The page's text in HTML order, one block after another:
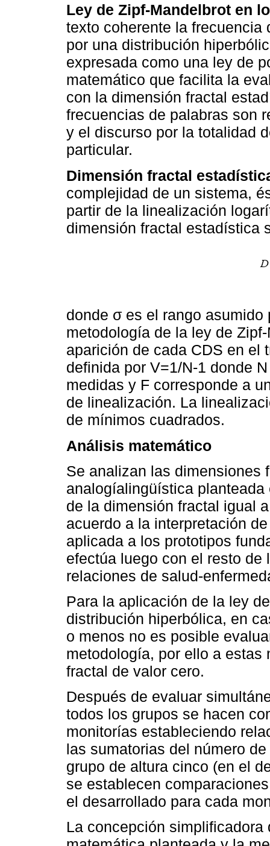
Ley de Zipf-Mandelbrot en
texto coherente la frecuencia
por una distribución
expresada como una ley de
matemático que facilita la
con la dimensión fractal
frecuencias de palabras son
y el discurso por la totalidad
particular.
Dimensión fractal
complejidad de un sistema,
partir de la linealización
dimensión fractal estadística
donde σ es el rango
metodología de la ley de
aparición de cada CDS en el
definida por V=1/N-1 donde
medidas y F corresponde a
de linealización. La
de mínimos cuadrados.
Análisis matemático
Se analizan las dimensiones
analogíalingüística
de la dimensión fractal igual
acuerdo a la interpretación
aplicada a los prototipos
efectúa luego con el resto
relaciones de salud-
Para la aplicación de la ley
distribución hiperbólica, en
o menos no es posible
metodología, por ello a
fractal de valor cero.
Después de evaluar
todos los grupos se hacen
monitorías estableciendo
las sumatorias del número
grupo de altura cinco (en el
se establecen
el desarrollado para cada
La concepción